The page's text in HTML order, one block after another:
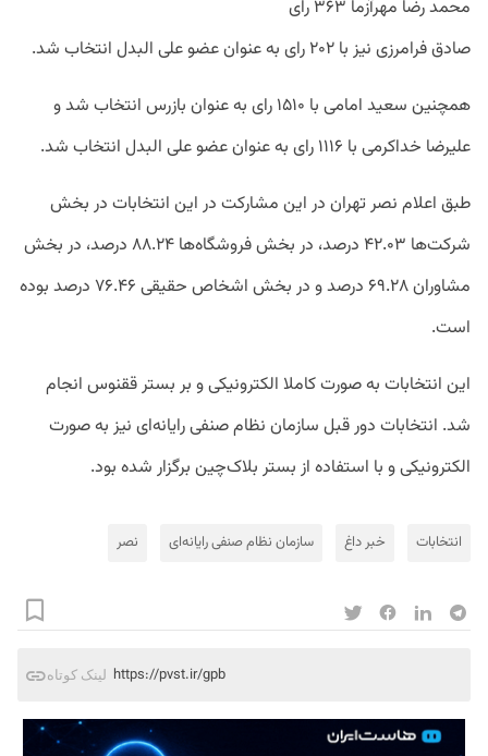
محمد رضا مهرآزما ۳۶۳ رای
صادق فرامرزی نیز با ۲۰۲ رای به عنوان عضو علی البدل انتخاب شد.
همچنین سعید امامی با ۱۵۱۰ رای به عنوان بازرس انتخاب شد و
علیرضا خداکرمی با ۱۱۱۶ رای به عنوان عضو علی البدل انتخاب شد.
طبق اعلام نصر تهران در این مشارکت در این انتخابات در بخش
شرکت‌ها ۴۲.۰۳ درصد، در بخش فروشگاه‌ها ۸۸.۲۴ درصد، در بخش
مشاوران ۶۹.۲۸ درصد و در بخش اشخاص حقیقی ۷۶.۴۶ درصد بوده
است.
این انتخابات به صورت کاملا الکترونیکی و بر بستر ققنوس انجام
شد. انتخابات دور قبل سازمان نظام صنفی رایانه‌ای نیز به صورت
الکترونیکی و با استفاده از بستر بلاک‌چین برگزار شده بود.
انتخابات خبر داغ سازمان نظام صنفی رایانه‌ای نصر
لینک کوتاه https://pvst.ir/gpb